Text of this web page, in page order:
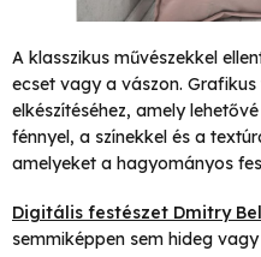
A klasszikus művészekkel
ecset vagy a vászon.
elkészítéséhez, amely
fénnyel, a színekkel és a
amelyeket a hagyományos
Digitális festészet Dmitry
semmiképpen sem hideg